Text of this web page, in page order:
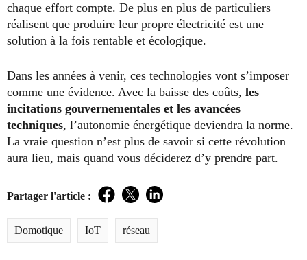
chaque effort compte. De plus en plus de particuliers
réalisent que produire leur propre électricité est une
solution à la fois rentable et écologique.
Dans les années à venir, ces technologies vont s’imposer
comme une évidence. Avec la baisse des coûts, les
incitations gouvernementales et les avancées
techniques, l’autonomie énergétique deviendra la norme.
La vraie question n’est plus de savoir si cette révolution
aura lieu, mais quand vous déciderez d’y prendre part.
Partager l'article : Facebook
TwitterLinkedIn
Domotique IoT réseau